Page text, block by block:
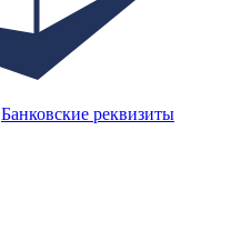
Банковские реквизиты